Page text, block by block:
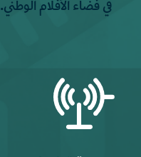
في فضاء الأفلام الوطني.